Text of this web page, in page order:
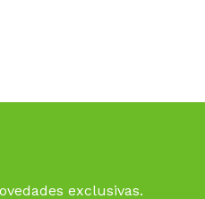
exclusivas.